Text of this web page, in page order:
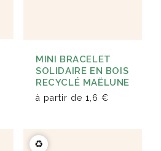
MINI BRACELET
SOLIDAIRE EN BOIS
RECYCLÉ MAËLUNE
à partir de 1,6 €
♻️